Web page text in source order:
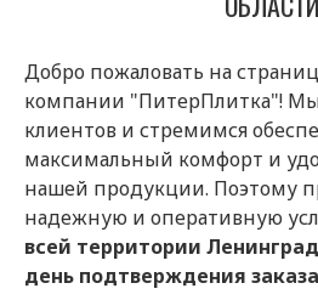
Добро пожаловать на
компании "ПитерПлитка"!
клиентов и стремимся
максимальный комфорт и
нашей продукции. Поэтому
надежную и оперативную
всей территории
день подтверждения заказа